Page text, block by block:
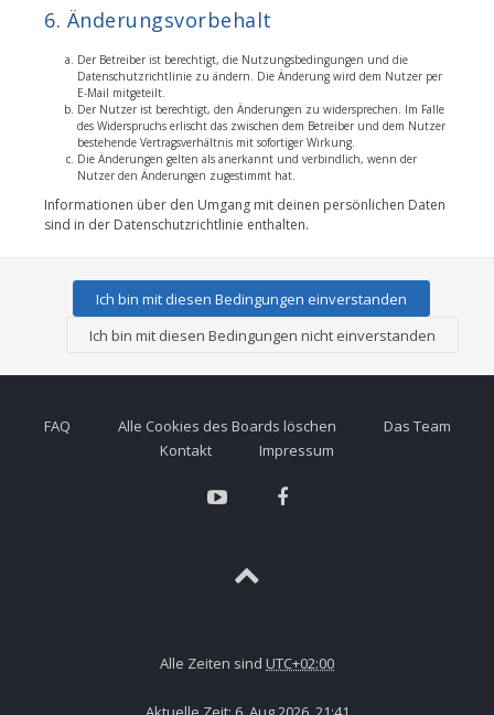
6. Änderungsvorbehalt
Der Betreiber ist berechtigt, die Nutzungsbedingungen und die
Datenschutzrichtlinie zu ändern. Die Änderung wird dem Nutzer per
E-Mail mitgeteilt.
Der Nutzer ist berechtigt, den Änderungen zu widersprechen. Im Falle
des Widerspruchs erlischt das zwischen dem Betreiber und dem Nutzer
bestehende Vertragsverhältnis mit sofortiger Wirkung.
Die Änderungen gelten als anerkannt und verbindlich, wenn der
Nutzer den Änderungen zugestimmt hat.
Informationen über den Umgang mit deinen persönlichen Daten
sind in der Datenschutzrichtlinie enthalten.
FAQ Alle Cookies des Boards löschen
Das Team
Kontakt
Impressum
Alle Zeiten sind UTC+02:00